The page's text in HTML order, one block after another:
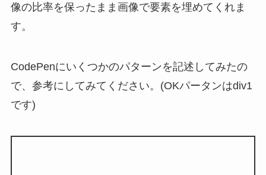
像の比率を保ったまま画像で要素を埋めてくれま
す。
CodePenにいくつかのパターンを記述してみたの
で、参考にしてみてください。(OKパータンはdiv1
です)